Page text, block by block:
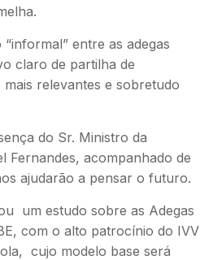
entre as adegas
claro de partilha de
relevantes e sobretudo
do Sr. Ministro da
Fernandes, acompanhado de
ajudarão a pensar o futuro.
um estudo sobre as Adegas
com o alto patrocínio do IVV
cujo modelo base será